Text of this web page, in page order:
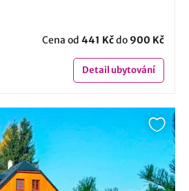
Cena od 441 Kčdo 900 Kč
Detailubytování